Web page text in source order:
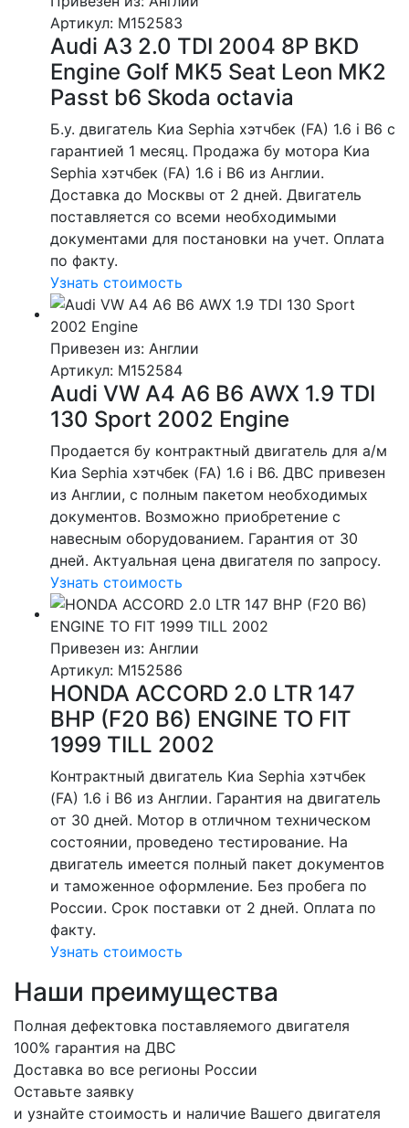
Артикул: M152583
Audi A3 2.0 TDI 2004 8P BKD
Engine Golf MK5 Seat Leon MK2
Passt b6 Skoda octavia
Б.у. двигатель Киа Sephia хэтчбек (FA) 1.6 i B6 с
гарантией 1 месяц. Продажа бу мотора Киа
Sephia хэтчбек (FA) 1.6 i B6 из Англии.
Доставка до Москвы от 2 дней. Двигатель
поставляется со всеми необходимыми
документами для постановки на учет. Оплата
по факту.
Узнать стоимость
Привезен из: Англии
Артикул: M152584
Audi VW A4 A6 B6 AWX 1.9 TDI
130 Sport 2002 Engine
Продается бу контрактный двигатель для а/м
Киа Sephia хэтчбек (FA) 1.6 i B6. ДВС привезен
из Англии, с полным пакетом необходимых
документов. Возможно приобретение с
навесным оборудованием. Гарантия от 30
дней. Актуальная цена двигателя по запросу.
Узнать стоимость
Привезен из: Англии
Артикул: M152586
HONDA ACCORD 2.0 LTR 147
BHP (F20 B6) ENGINE TO FIT
1999 TILL 2002
Контрактный двигатель Киа Sephia хэтчбек
(FA) 1.6 i B6 из Англии. Гарантия на двигатель
от 30 дней. Мотор в отличном техническом
состоянии, проведено тестирование. На
двигатель имеется полный пакет документов
и таможенное оформление. Без пробега по
России. Срок поставки от 2 дней. Оплата по
факту.
Узнать стоимость
Наши преимущества
Полная дефектовка поставляемого двигателя
100% гарантия на ДВС
Доставка во все регионы России
Оставьте заявку
и узнайте стоимость и наличие Вашего двигателя